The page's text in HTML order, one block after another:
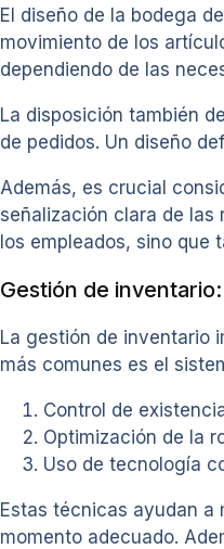
El diseño de la bodega
movimiento de los
dependiendo de las
La disposición también
de pedidos. Un diseño
Además, es crucial
señalización clara de las
los empleados, sino que
Gestión de
La gestión de inventario
más comunes es el
Control de
Optimización de la
Uso de tecnología
Estas técnicas ayudan a
momento adecuado.